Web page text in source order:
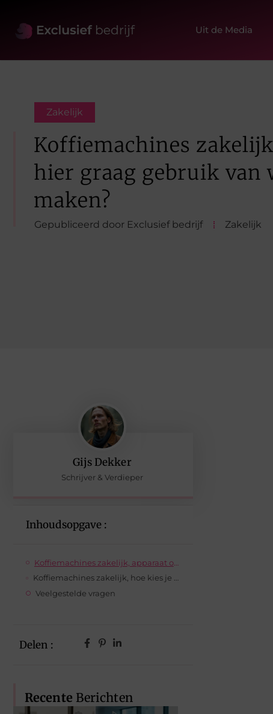
Uit de Media
Zakelijk
Koffiemachines
hier graag gebruik van
maken?
Gepubliceerd door Exclusief bedrijf Zakelijk
Gijs Dekker
Schrijver & Verdieper
Inhoudsopgave :
Koffiemachines zakelijk, apparaat op maat voor jou
Koffiemachines zakelijk, hoe kies je de beste machine voor bij jou op het werk?
Veelgestelde vragen
Delen :
Recente Berichten